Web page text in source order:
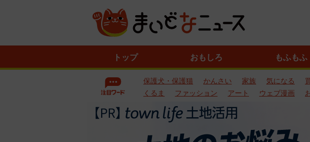
トップ おもしろ もふもふ
保護犬・保護猫 かんさい 家族 気になる
くるま
ファッション アート ウェブ漫画